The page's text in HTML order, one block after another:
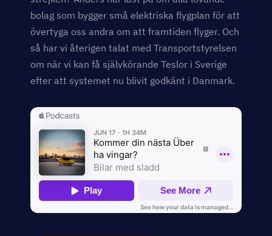
bolag som bygger små elektriska flygplan för att
övertyga oss andra om att framtiden flyger. Och
så har vi återigen talat med Transportstyrelsen
om när vi kan få självkörande Teslor i Sverige
efter att systemet nu blivit godkänt i Danmark.